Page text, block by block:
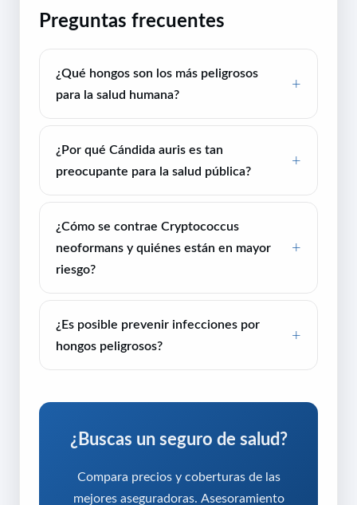
Preguntas frecuentes
¿Qué hongos son los más peligrosos
para la salud humana?
¿Por qué Cándida auris es tan
preocupante para la salud pública?
¿Cómo se contrae Cryptococcus
neoformans y quiénes están en mayor
riesgo?
¿Es posible prevenir infecciones por
hongos peligrosos?
¿Buscas un seguro de salud?
Compara precios y coberturas de las
mejores aseguradoras. Asesoramiento